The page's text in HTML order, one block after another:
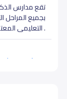
تقع مدارس
بجميع المراحل
التعليمى المعتمد للمدرسة يقوم علي المنهج الامريكى .
inaccurate